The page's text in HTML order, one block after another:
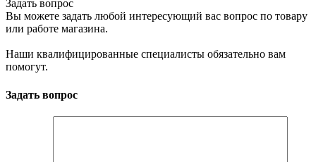
Задать вопрос
Вы можете задать любой интересующий вас вопрос по товару
или работе магазина.
Наши квалифицированные специалисты обязательно вам
помогут.
Задать вопрос